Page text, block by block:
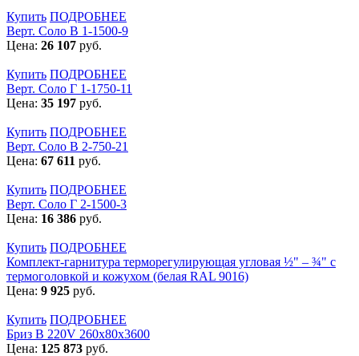
Купить ПОДРОБНЕЕ
Верт. Соло В 1-1500-9
Цена: 26 107 руб.
Купить ПОДРОБНЕЕ
Верт. Соло Г 1-1750-11
Цена: 35 197 руб.
Купить ПОДРОБНЕЕ
Верт. Соло В 2-750-21
Цена: 67 611 руб.
Купить ПОДРОБНЕЕ
Верт. Соло Г 2-1500-3
Цена: 16 386 руб.
Купить ПОДРОБНЕЕ
Комплект-гарнитура терморегулирующая угловая ½" – ¾" с
термоголовкой и кожухом (белая RAL 9016)
Цена: 9 925 руб.
Купить ПОДРОБНЕЕ
Бриз В 220V 260x80x3600
Цена: 125 873 руб.